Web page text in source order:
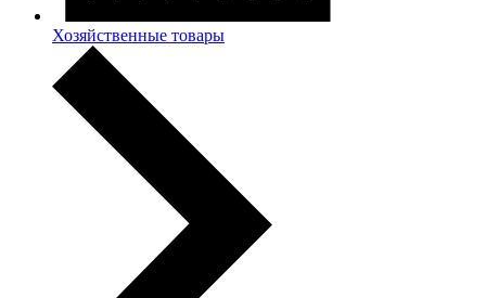
Хозяйственные товары